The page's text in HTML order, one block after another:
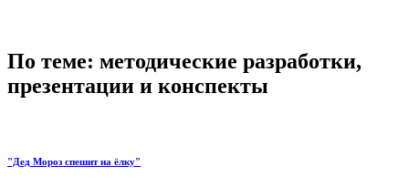
По теме: методические разработки,
презентации и конспекты
"Дед Мороз спешит на ёлку"